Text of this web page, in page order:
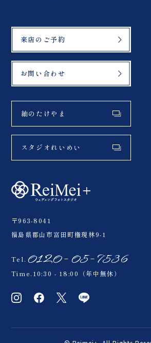
〒963-8041
福島県郡山市富田町権現林9-1
Tel. 0120-05-7536
Time.10:30 - 18:00（年中無休）
来店のご予約
お問い合わせ
紬のたけやま
スタジオれいめい